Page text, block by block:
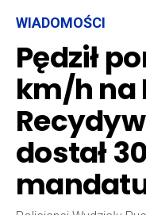
WIADOMOŚCI
Pędził
km/h na
dostał